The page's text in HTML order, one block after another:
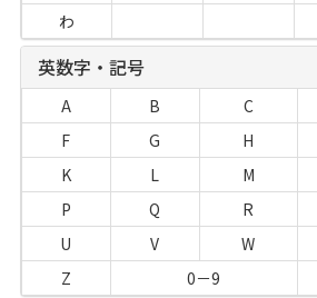
わ
英数字・記号
A B C
F
G H
K
L M
P
Q R
U
V W
Z
0－9